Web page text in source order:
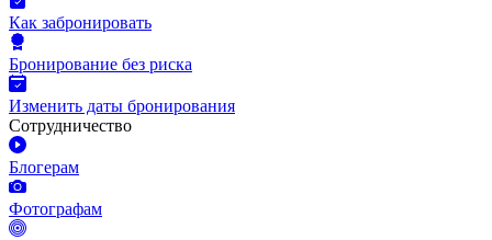
Как забронировать
Бронирование без риска
Изменить даты бронирования
Сотрудничество
Блогерам
Фотографам